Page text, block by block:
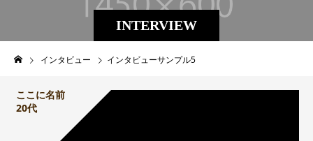
INTERVIEW
インタビュー インタビューサンプル5
ここに名前
20代